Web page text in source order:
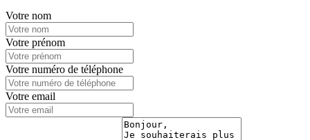
Votre nom
Votre prénom
Votre numéro de téléphone
Votre email